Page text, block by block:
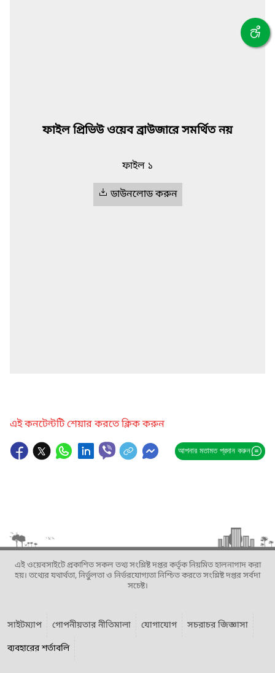
ফাইল প্রিভিউ ওয়েব ব্রাউজারে সমর্থিত নয়
ফাইল ১
ডাউনলোড করুন
এই কনটেন্টটি শেয়ার করতে ক্লিক করুন
আপনার মতামত প্রদান করুন
এই ওয়েবসাইটে প্রকাশিত সকল তথ্য সংশ্লিষ্ট দপ্তর কর্তৃক নিয়মিত হালনাগাদ করা
হয়। তথ্যের যথার্থতা, নির্ভুলতা ও নির্ভরযোগ্যতা নিশ্চিত করতে সংশ্লিষ্ট দপ্তর সর্বদা
সচেষ্ট।
সাইটম্যাপ গোপনীয়তার নীতিমালা যোগাযোগ
সচরাচর জিজ্ঞাসা
ব্যবহারের শর্তাবলি